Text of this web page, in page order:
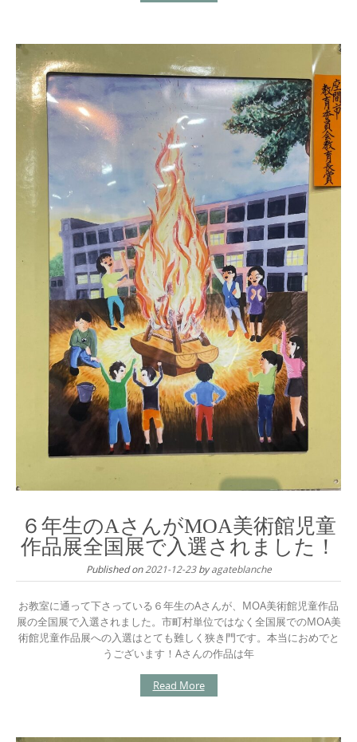
６年生のAさんがMOA美術館児童
作品展全国展で入選されました！
Published on2021-12-23byagateblanche
お教室に通って下さっている６年生のAさんが、MOA美術館児童作品
展の全国展で入選されました。市町村単位ではなく全国展でのMOA美
術館児童作品展への入選はとても難しく狭き門です。本当におめでと
うございます！Aさんの作品は年
Read More